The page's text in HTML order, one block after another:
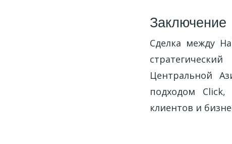
Заключение
Сделка между
Центральной
подходом
клиентов и